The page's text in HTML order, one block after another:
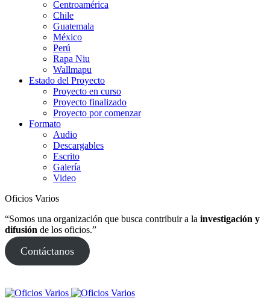
Centroamérica
Chile
Guatemala
México
Perú
Rapa Niu
Wallmapu
Estado del Proyecto
Proyecto en curso
Proyecto finalizado
Proyecto por comenzar
Formato
Audio
Descargables
Escrito
Galería
Video
Oficios Varios
“Somos una organización que busca contribuir a la investigación y
difusión de los oficios.”
Contáctanos